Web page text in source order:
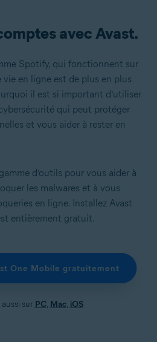
avec Avast.
Spotify, qui fonctionnent sur
vie en ligne est de plus en plus
il est si important d’utiliser
qui peut protéger
et vous aider à rester en
d’outils pour vous aider à
les malwares et à vous
en ligne. Installez Avast
entièrement gratuit.
One Mobile gratuitement
sur PC, Mac, iOS